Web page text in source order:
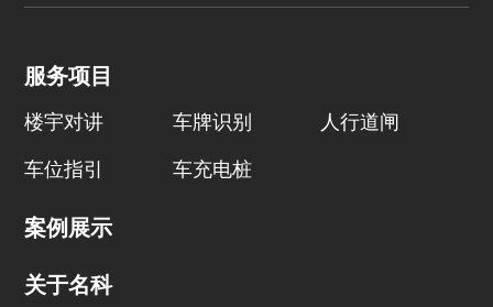
服务项目
楼宇对讲 车牌识别 人行道闸
车位指引 车充电桩
案例展示
关于名科